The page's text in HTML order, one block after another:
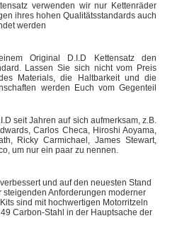
verwenden wir nur Kettenräder
ihres hohen Qualitätsstandards auch
werden
Original D.I.D Kettensatz den
Lassen Sie sich nicht vom Preis
Materials, die Haltbarkeit und die
werden Euch vom Gegenteil
seit Jahren auf sich aufmerksam, z.B.
Carlos Checa, Hiroshi Aoyama,
Ricky Carmichael, James Stewart,
um nur ein paar zu nennen.
und auf den neuesten Stand
steigenden Anforderungen moderner
sind mit hochwertigen Motorritzeln
Carbon-Stahl in der Hauptsache der